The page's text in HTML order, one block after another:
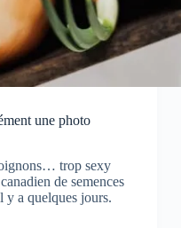
une photo
trop sexy
de semences
y a quelques jours.